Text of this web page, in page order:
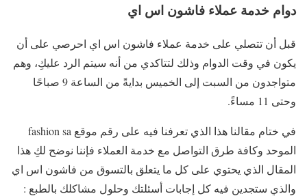
دوام خدمة عملاء فاشون اس اي
قبل أن تتصلي على خدمة عملاء فاشون اس اي احرصي على أن
يكون في وقت الدوام وذلك لتتاكدي من أنه سيتم الرد عليكِ، وهم
متواجدون من السبت إلى الخميس بدايةً من الساعة 9 صباحًا
وحتى 11 مساءً.
في ختام مقالنا هذا الذي تعرفنا فيه على رقم موقع fashion sa
الموحد وكافة طرق التواصل مع خدمة العملاء فإننا نوضح لكِ هذا
المقال الذي يحتوي على كل ما يتعلق بالتسوق من فاشون اس اي
والذي ستجدين فيه كل إجابات أسئلتك وحلول مشاكلك بالطبع :